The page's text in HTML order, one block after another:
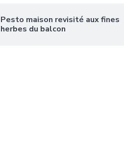
Pesto maison revisité aux fines
herbes du balcon